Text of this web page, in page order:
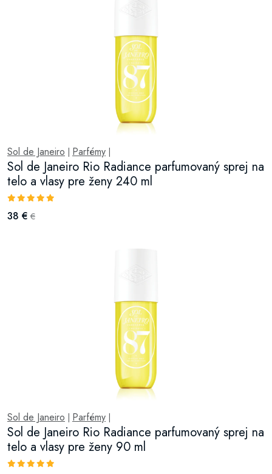
Sol de Janeiro Parfémy
Sol de Janeiro Rio Radiance parfumovaný sprej na
telo a vlasy pre ženy 240 ml
38 € €
Sol de Janeiro Parfémy
Sol de Janeiro Rio Radiance parfumovaný sprej na
telo a vlasy pre ženy 90 ml